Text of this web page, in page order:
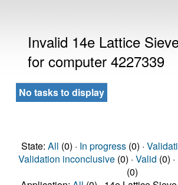
Invalid 14e Lattice
for computer 4227339
No tasks to display
State: All (0) · In progress(0) ·
Validation inconclusive(0) · Valid (0)
(0)